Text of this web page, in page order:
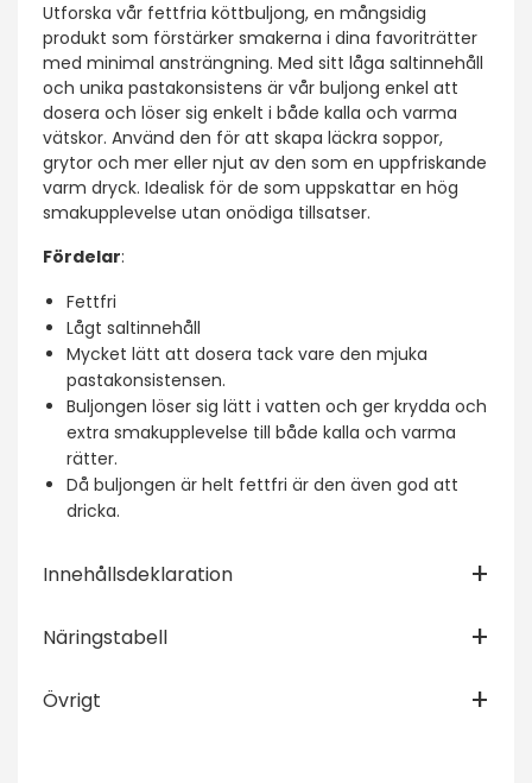
Utforska vår fettfria köttbuljong, en mångsidig
produkt som förstärker smakerna i dina favoriträtter
med minimal ansträngning. Med sitt låga saltinnehåll
och unika pastakonsistens är vår buljong enkel att
dosera och löser sig enkelt i både kalla och varma
vätskor. Använd den för att skapa läckra soppor,
grytor och mer eller njut av den som en uppfriskande
varm dryck. Idealisk för de som uppskattar en hög
smakupplevelse utan onödiga tillsatser.
Fördelar:
Fettfri
Lågt saltinnehåll
Mycket lätt att dosera tack vare den mjuka
pastakonsistensen.
Buljongen löser sig lätt i vatten och ger krydda och
extra smakupplevelse till både kalla och varma
rätter.
Då buljongen är helt fettfri är den även god att
dricka.
Innehållsdeklaration
Näringstabell
Övrigt